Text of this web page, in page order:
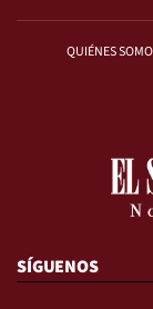
QUIÉNES
SÍGUENOS